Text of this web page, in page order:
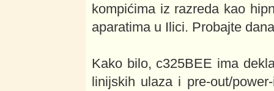
kompićima iz razreda kao
aparatima u Ilici. Probajte
Kako bilo, c325BEE ima
linijskih ulaza i pre-out/